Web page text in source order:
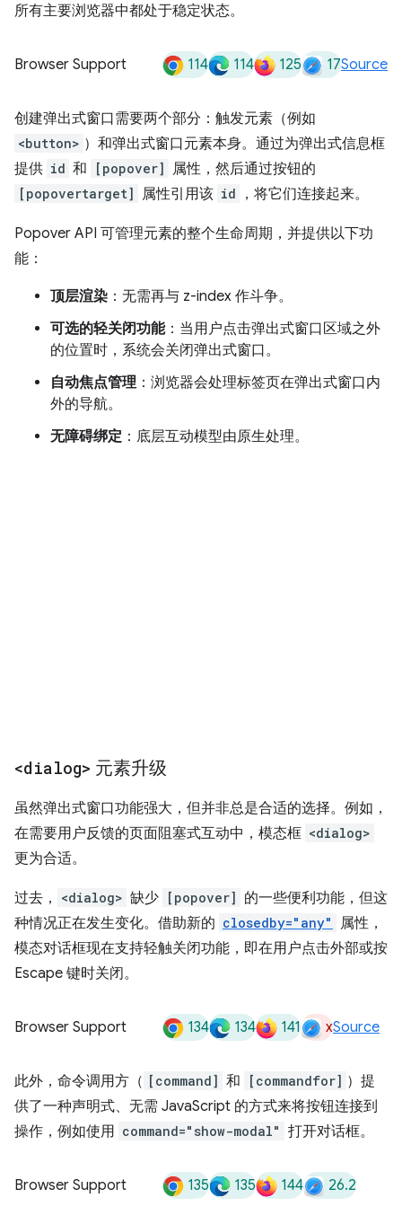
所有主要浏览器中都处于稳定状态。
Browser Support 114 114 125 17Source
创建弹出式窗口需要两个部分：触发元素（例如
<button> ）和弹出式窗口元素本身。通过为弹出式信息框
提供 id 和 [popover] 属性，然后通过按钮的
[popovertarget] 属性引用该 id ，将它们连接起来。
Popover API 可管理元素的整个生命周期，并提供以下功
能：
顶层渲染 ：无需再与 z-index 作斗争。
可选的轻关闭功能：当用户点击弹出式窗口区域之外
的位置时，系统会关闭弹出式窗口。
自动焦点管理：浏览器会处理标签页在弹出式窗口内
外的导航。
无障碍绑定 ：底层互动模型由原生处理。
<dialog> 元素升级
虽然弹出式窗口功能强大，但并非总是合适的选择。例如，
在需要用户反馈的页面阻塞式互动中，模态框 <dialog>
更为合适。
过去， <dialog> 缺少 [popover] 的一些便利功能，但这
种情况正在发生变化。借助新的 closedby="any"
属性，
模态对话框现在支持轻触关闭功能，即在用户点击外部或按
Escape 键时关闭。
Browser Support 134 134 141 xSource
此外，命令调用方（ [command] 和 [commandfor] ）提
供了一种声明式、无需 JavaScript 的方式来将按钮连接到
操作，例如使用 command="show-modal" 打开对话框。
Browser Support 135 135 144 26.2